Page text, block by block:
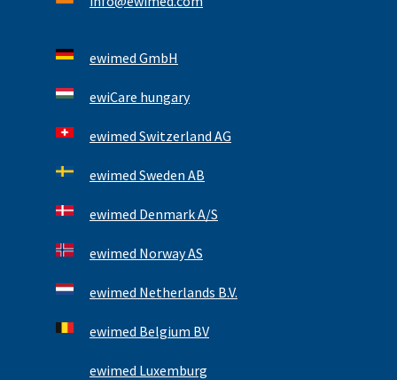
ewimed GmbH
ewiCare hungary
ewimed Switzerland AG
ewimed Sweden AB
ewimed Denmark A/S
ewimed Norway AS
ewimed Netherlands B.V.
ewimed Belgium BV
ewimed Luxemburg